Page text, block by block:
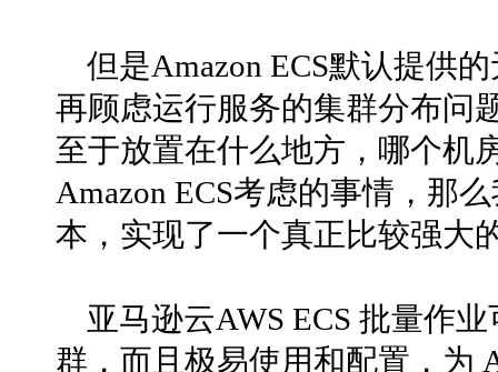
但是Amazon ECS默认提供
再顾虑运行服务的集群分布问
至于放置在什么地方，哪个机
Amazon ECS考虑的事情，那
本，实现了一个真正比较强大
亚马逊云AWS ECS 批量作
群，而且极易使用和配置，为